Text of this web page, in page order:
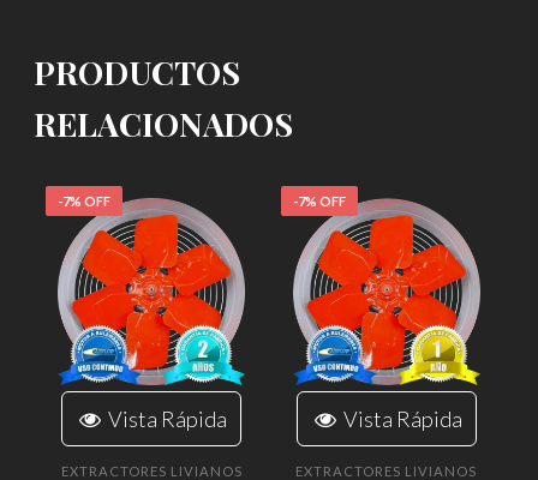
PRODUCTOS
RELACIONADOS
-7% OFF
Vista Rápida
EXTRACTORES LIVIANOS
-7% OFF
Vista Rápida
EXTRACTORES LIVIANOS